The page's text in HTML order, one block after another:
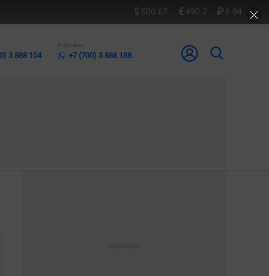
500.67 490.7 6.04
3 888 104
Жарнама
+7 (700) 3 888 188